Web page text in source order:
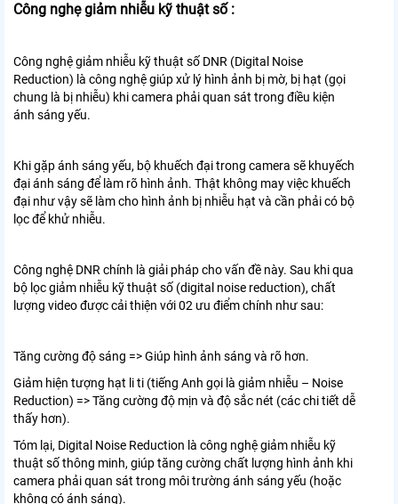
Công nghẹ giảm nhiễu kỹ thuật số :
Công nghệ giảm nhiễu kỹ thuật số DNR (Digital Noise
Reduction) là công nghệ giúp xử lý hình ảnh bị mờ, bị hạt (gọi
chung là bị nhiễu) khi camera phải quan sát trong điều kiện
ánh sáng yếu.
Khi gặp ánh sáng yếu, bộ khuếch đại trong camera sẽ khuyếch
đại ánh sáng để làm rõ hình ảnh. Thật không may việc khuếch
đại như vậy sẽ làm cho hình ảnh bị nhiễu hạt và cần phải có bộ
lọc để khử nhiễu.
Công nghệ DNR chính là giải pháp cho vấn đề này. Sau khi qua
bộ lọc giảm nhiễu kỹ thuật số (digital noise reduction), chất
lượng video được cải thiện với 02 ưu điểm chính như sau:
Tăng cường độ sáng => Giúp hình ảnh sáng và rõ hơn.
Giảm hiện tượng hạt li ti (tiếng Anh gọi là giảm nhiễu – Noise
Reduction) => Tăng cường độ mịn và độ sắc nét (các chi tiết dễ
thấy hơn).
Tóm lại, Digital Noise Reduction là công nghệ giảm nhiễu kỹ
thuật số thông minh, giúp tăng cường chất lượng hình ảnh khi
camera phải quan sát trong môi trường ánh sáng yếu (hoặc
không có ánh sáng).